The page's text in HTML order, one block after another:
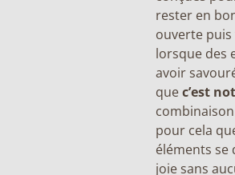
rester en
ouverte
lorsque des
avoir
quec’est
pour cela
éléments se
joie sans